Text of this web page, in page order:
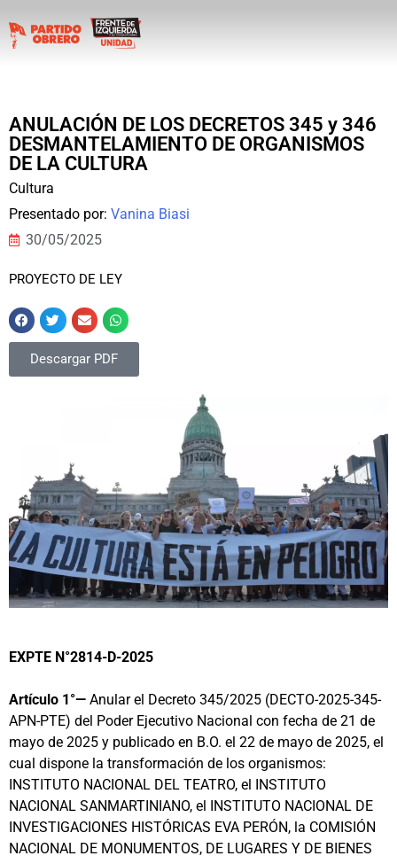
ANULACIÓN DE LOS DECRETOS 345 y 346
DESMANTELAMIENTO DE ORGANISMOS
DE LA CULTURA
Cultura
Presentado por: Vanina Biasi
30/05/2025
PROYECTO DE LEY
Descargar PDF
EXPTE N°2814-D-2025
Artículo 1°— Anular el Decreto 345/2025 (DECTO-2025-345-
APN-PTE) del Poder Ejecutivo Nacional con fecha de 21 de
mayo de 2025 y publicado en B.O. el 22 de mayo de 2025, el
cual dispone la transformación de los organismos:
INSTITUTO NACIONAL DEL TEATRO, el INSTITUTO
NACIONAL SANMARTINIANO, el INSTITUTO NACIONAL DE
INVESTIGACIONES HISTÓRICAS EVA PERÓN, la COMISIÓN
NACIONAL DE MONUMENTOS, DE LUGARES Y DE BIENES